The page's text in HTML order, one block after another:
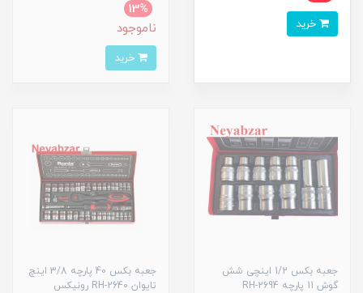
13%
ناموجود
جعبه بکس 1/2 اینچی شش
گوش 11 پارچه RH-2694
جعبه بکس 40 پارچه 3/8 اینچ
تایوان RH-2640 رونیکس